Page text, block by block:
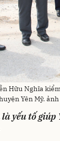
Hữu Nghĩa
Yên Mỹ. ảnh
yếu tố giúp